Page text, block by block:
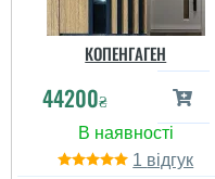
КОПЕНГАГЕН
44200₴
1